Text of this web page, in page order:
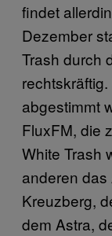
findet
Dezember
Trash durch
abgestimmt
FluxFM, die
White Trash
anderen
Kreuzberg,
dem Astra,